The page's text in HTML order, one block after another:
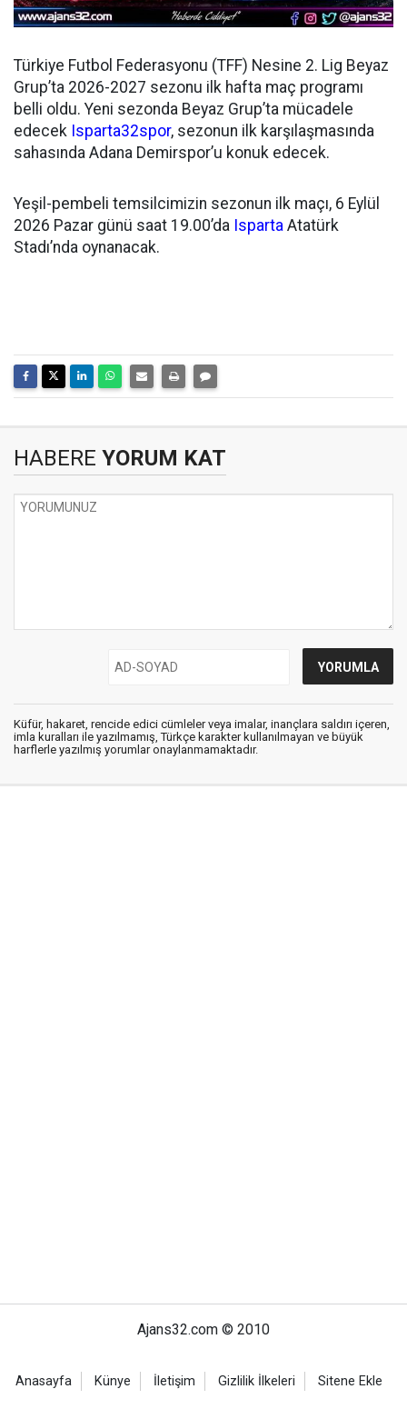
Türkiye Futbol Federasyonu (TFF) Nesine 2. Lig Beyaz
Grup’ta 2026-2027 sezonu ilk hafta maç programı
belli oldu. Yeni sezonda Beyaz Grup’ta mücadele
edecek Isparta32spor, sezonun ilk karşılaşmasında
sahasında Adana Demirspor’u konuk edecek.
Yeşil-pembeli temsilcimizin sezonun ilk maçı, 6 Eylül
2026 Pazar günü saat 19.00’da Isparta Atatürk
Stadı’nda oynanacak.
HABERE YORUM KAT
Küfür, hakaret, rencide edici cümleler veya imalar, inançlara saldırı içeren,
imla kuralları ile yazılmamış, Türkçe karakter kullanılmayan ve büyük
harflerle yazılmış yorumlar onaylanmamaktadır.
Ajans32.com © 2010
Anasayfa Künye İletişim Gizlilik İlkeleri Sitene Ekle